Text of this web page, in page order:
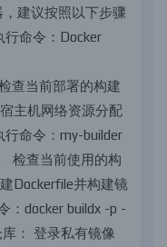
， 建议按照 以下步骤
行命令 ： Docker
查当前部署的构建
宿主机网络资源分配
行命令 ： my-builder
检查当前使用的构
建Dockerfile并构建镜
： docker buildx -p -
库 ： 登录私有镜像